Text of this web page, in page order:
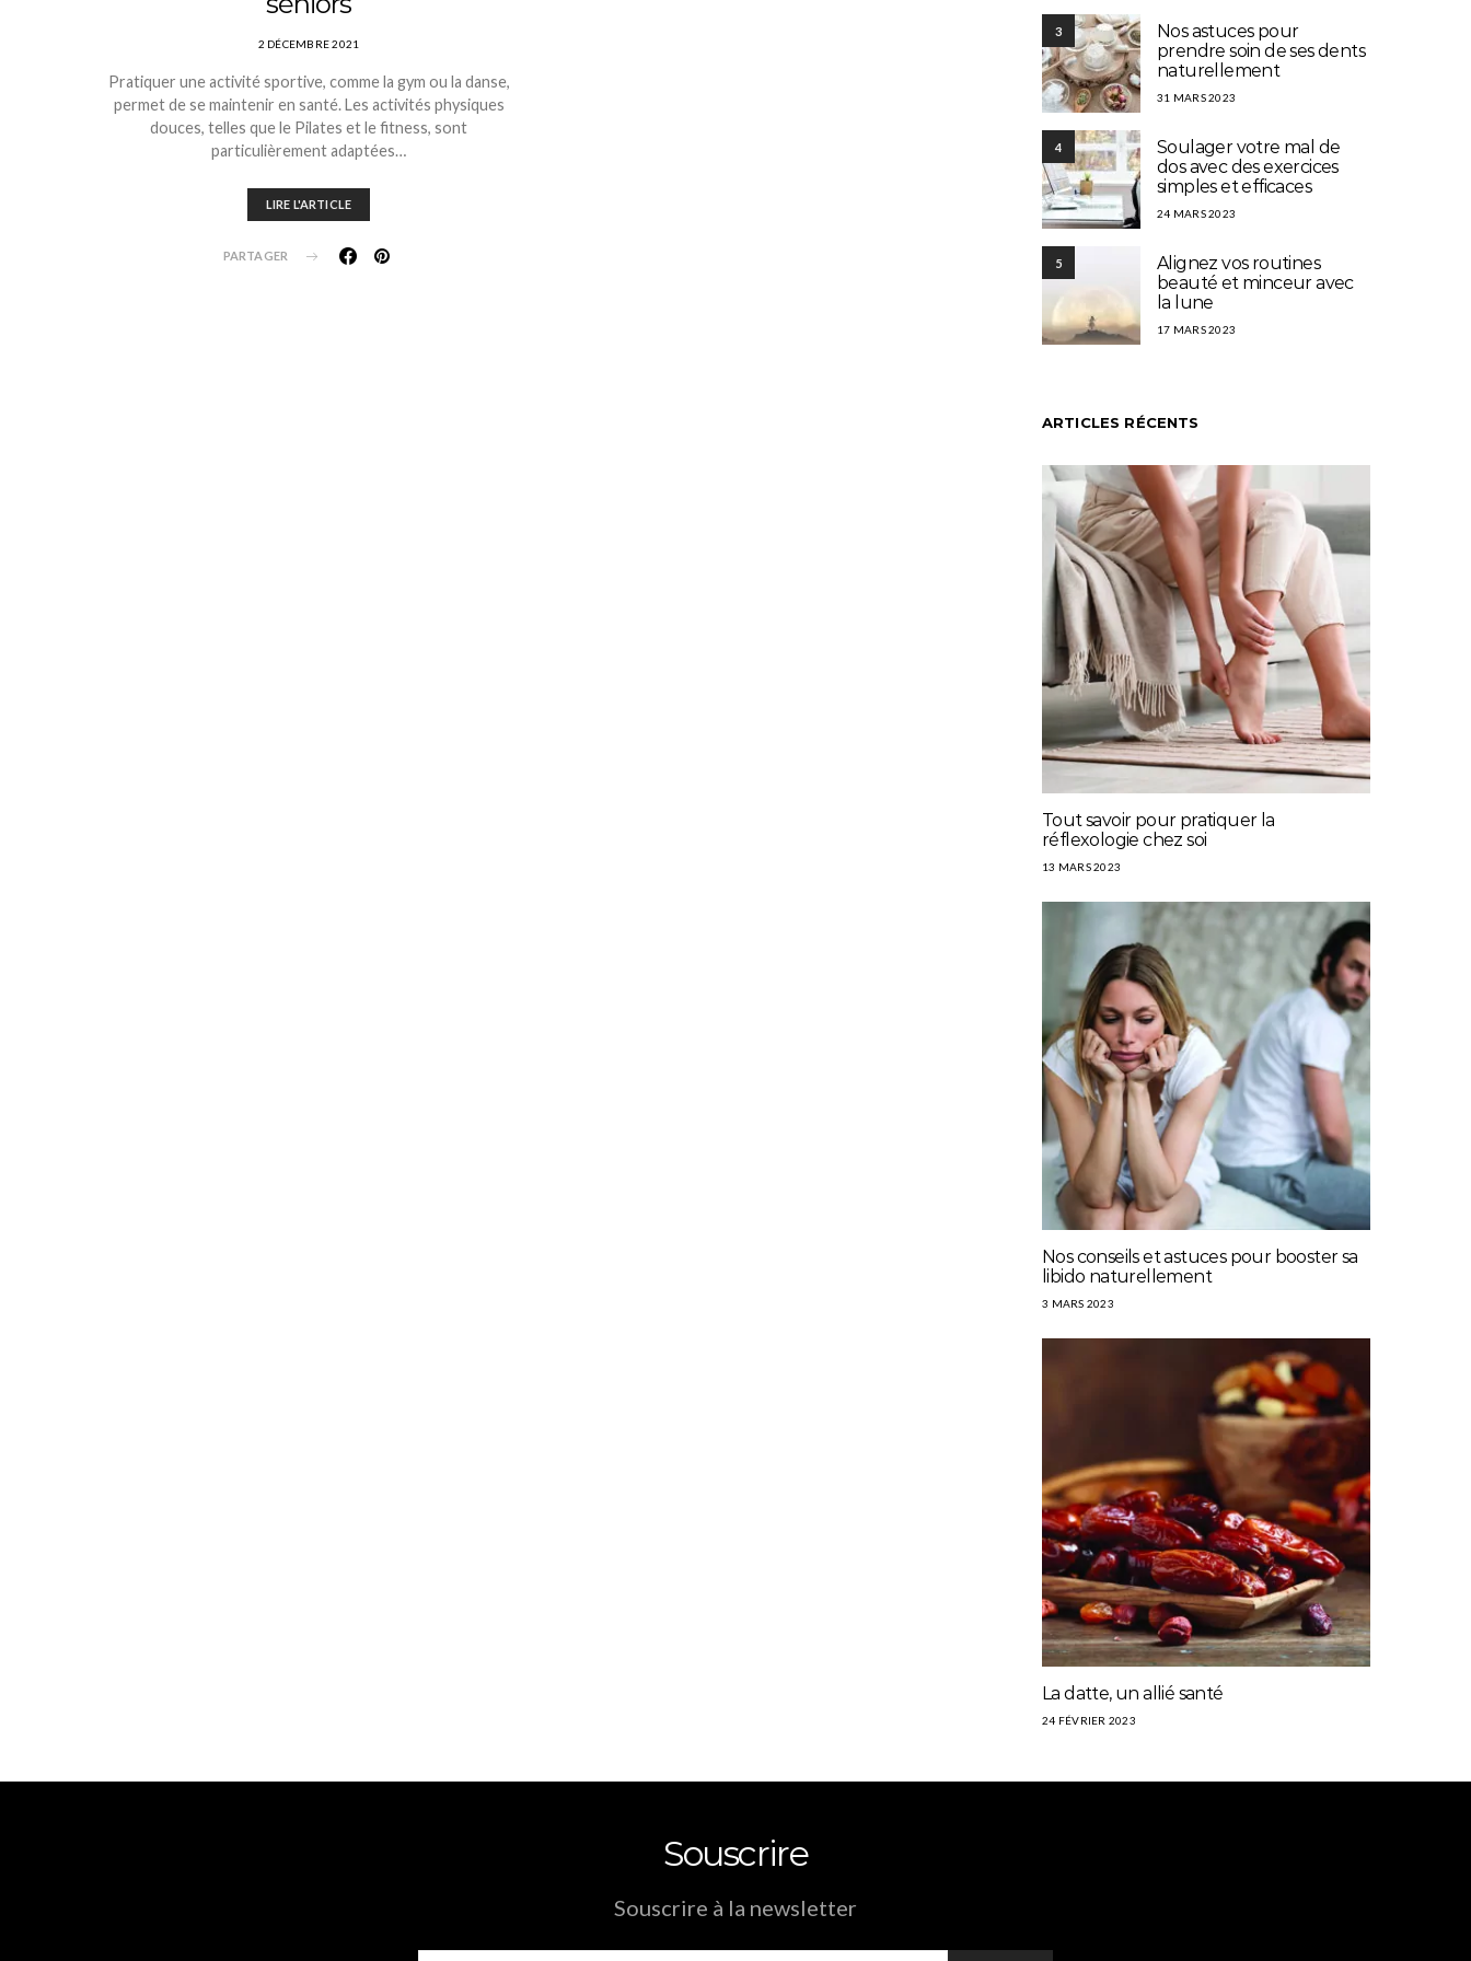
2 DÉCEMBRE 2021
Pratiquer une activité sportive, comme la gym ou la danse,
permet de se maintenir en santé. Les activités physiques
douces, telles que le Pilates et le fitness, sont
particulièrement adaptées…
LIRE L'ARTICLE
PARTAGER
3
Nos astuces pour
prendre soin de ses dents
naturellement
31 MARS 2023
4
Soulager votre mal de
dos avec des exercices
simples et efficaces
24 MARS 2023
5
Alignez vos routines
beauté et minceur avec
la lune
17 MARS 2023
ARTICLES RÉCENTS
Tout savoir pour pratiquer la
réflexologie chez soi
13 MARS 2023
Nos conseils et astuces pour booster sa
libido naturellement
3 MARS 2023
La datte, un allié santé
24 FÉVRIER 2023
Souscrire
Souscrire à la newsletter